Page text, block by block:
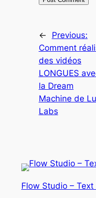
←
Previous:
Comment
des vidéos
LONGUES
la Dream
Machine de
Labs
Flow Studio – Text